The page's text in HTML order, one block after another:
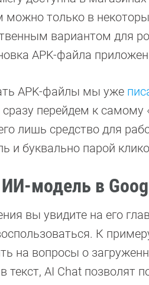
можно только в
вариантом для
APK-файла
APK-файлы мы уже
перейдем к
лишь средство для
и буквально парой
модель в
вы увидите на его
К
на вопросы о
текст, AI Chat позволят